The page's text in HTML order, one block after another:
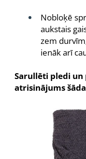
Nobloķē
aukstais
zem
ienāk arī
Sarullēti pledi
atrisinājums